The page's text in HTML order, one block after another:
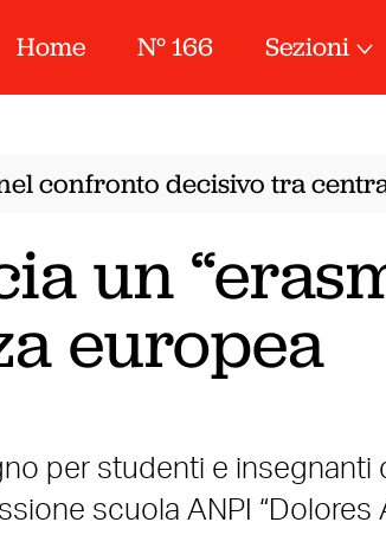
Home N° 166 Sezioni
decisivo tra
un
europea
per studenti e insegnanti
scuola ANPI “Dolores